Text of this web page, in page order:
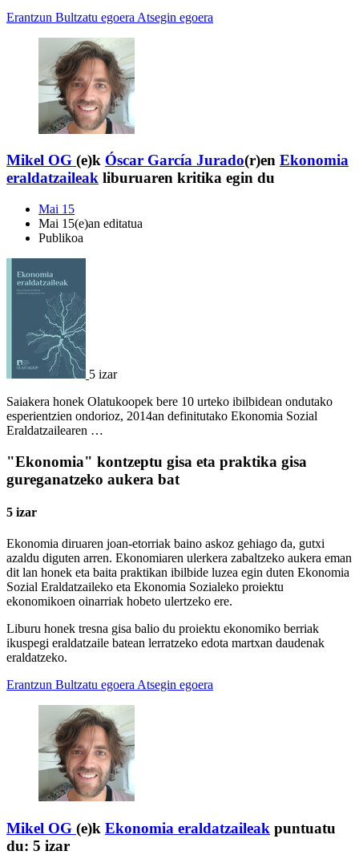
Erantzun Bultzatu egoera Atsegin egoera
Mikel OG (e)k Óscar García Jurado(r)en Ekonomia
eraldatzaileak liburuaren kritika egin du
Mai 15
Mai 15(e)an editatua
Publikoa
5 izar
Saiakera honek Olatukoopek bere 10 urteko ibilbidean ondutako
esperientzien ondorioz, 2014an definitutako Ekonomia Sozial
Eraldatzailearen …
"Ekonomia" kontzeptu gisa eta praktika gisa
gureganatzeko aukera bat
5 izar
Ekonomia diruaren joan-etorriak baino askoz gehiago da, gutxi
azaldu diguten arren. Ekonomiaren ulerkera zabaltzeko aukera eman
dit lan honek eta baita praktikan ibilbide luzea egin duten Ekonomia
Sozial Eraldatzaileko eta Ekonomia Sozialeko proiektu
ekonomikoen oinarriak hobeto ulertzeko ere.
Liburu honek tresna gisa balio du proiektu ekonomiko berriak
ikuspegi eraldatzaile batean lerratzeko edota martxan daudenak
eraldatzeko.
Erantzun Bultzatu egoera Atsegin egoera
Mikel OG (e)k Ekonomia eraldatzaileak puntuatu
du: 5 izar